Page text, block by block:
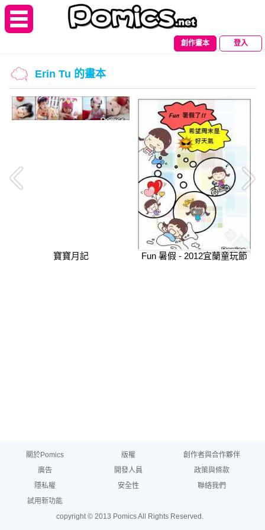
創作畫本 登入
Erin Tu 的畫本
寶寶月記 Fun 暑假 - 2012宜蘭童玩節
關於Pomics 版權
創作者與合作夥伴
廣告
開發人員
政策與條款
隱私權
安全性
聯絡我們
試用新功能
copyright © 2013 Pomics All Rights Reserved.